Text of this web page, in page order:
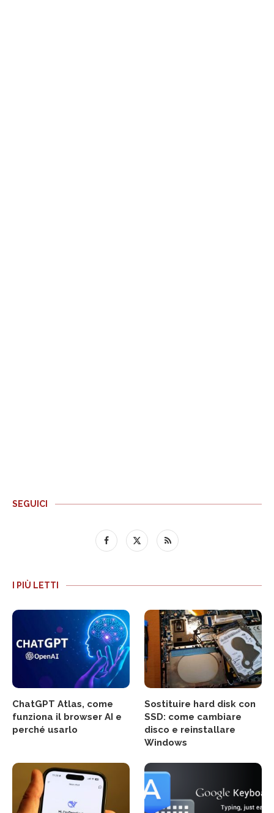
SEGUICI
I PIÙ LETTI
ChatGPT Atlas, come
funziona il browser AI e
perché usarlo
Sostituire hard disk con
SSD: come cambiare
disco e reinstallare
Windows